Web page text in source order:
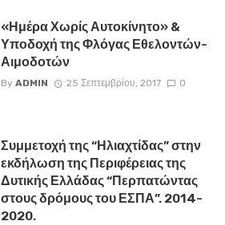
«Ημέρα Χωρίς Αυτοκίνητο» &
Υποδοχή της Φλόγας Εθελοντών-
Αιμοδοτών
By ADMIN 25 Σεπτεμβρίου, 2017 0
Συμμετοχή της “Ηλιαχτίδας” στην
εκδήλωση της Περιφέρειας της
Δυτικής Ελλάδας “Περπατώντας
στους δρόμους του ΕΣΠΑ”. 2014-
2020.